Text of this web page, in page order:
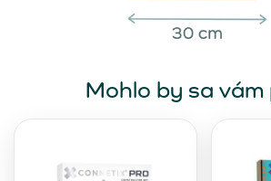
Mohlo by sa